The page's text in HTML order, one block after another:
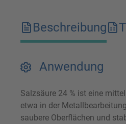
Beschreibung
Anwendung
Salzsäure 24 % ist eine
etwa in der
saubere Oberflächen und